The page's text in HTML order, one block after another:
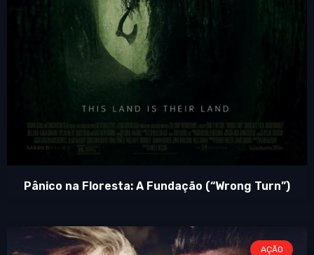
Pânico na Floresta: A Fundação (“Wrong Turn”)
AÇÃO